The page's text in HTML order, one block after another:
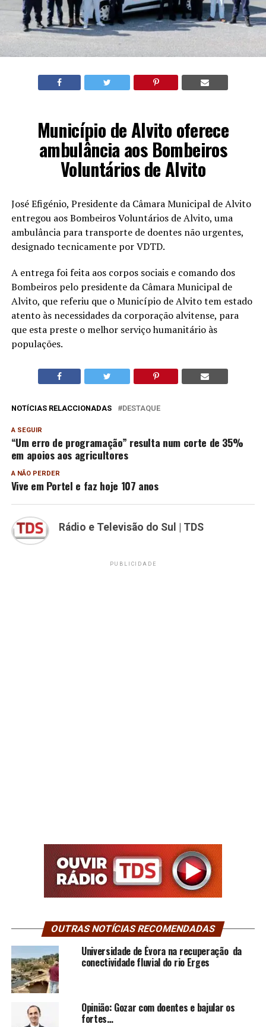
Município de Alvito oferece
ambulância aos Bombeiros
Voluntários de Alvito
José Efigénio, Presidente da Câmara Municipal de Alvito
entregou aos Bombeiros Voluntários de Alvito, uma
ambulância para transporte de doentes não urgentes,
designado tecnicamente por VDTD.
A entrega foi feita aos corpos sociais e comando dos
Bombeiros pelo presidente da Câmara Municipal de
Alvito, que referiu que o Município de Alvito tem estado
atento às necessidades da corporação alvitense, para
que esta preste o melhor serviço humanitário às
populações.
NOTÍCIAS RELACCIONADAS DESTAQUE
A SEGUIR
“Um erro de programação” resulta num corte de 35%
em apoios aos agricultores
A NÃO PERDER
Vive em Portel e faz hoje 107 anos
Rádio e Televisão do Sul | TDS
PUBLICIDADE
OUTRAS NOTÍCIAS RECOMENDADAS
Universidade de Évora na recuperação da
conectividade fluvial do rio Erges
Opinião: Gozar com doentes e bajular os
fortes…